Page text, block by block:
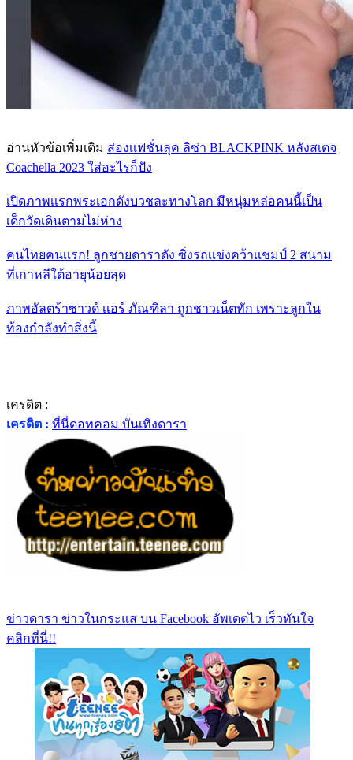
อ่านหัวข้อเพิ่มเติม ส่องเเฟชั่นลุค ลิซ่า BLACKPINK หลังสเตจ
Coachella 2023 ใส่อะไรก็ปัง
เปิดภาพเเรกพระเอกดังบวชละทางโลก มีหนุ่มหล่อคนนี้เป็น
เด็กวัดเดินตามไม่ห่าง
คนไทยคนเเรก! ลูกชายดาราดัง ซิ่งรถเเข่งคว้าเเชมป์ 2 สนาม
ที่เกาหลีใต้อายุน้อยสุด
ภาพอัลตร้าซาวด์ เเอร์ ภัณฑิลา ถูกชาวเน็ตทัก เพราะลูกใน
ท้องกำลังทำสิ่งนี้
เครดิต :
เครดิต : ที่นี่ดอทคอม บันเทิงดารา
ข่าวดารา ข่าวในกระแส บน Facebook อัพเดตไว เร็วทันใจ
คลิกที่นี่!!